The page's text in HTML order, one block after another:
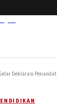
Gelar Deklarasi